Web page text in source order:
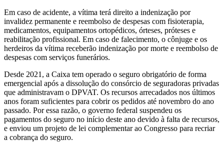
Em caso de acidente, a vítima terá direito a indenização por
invalidez permanente e reembolso de despesas com fisioterapia,
medicamentos, equipamentos ortopédicos, órteses, próteses e
reabilitação profissional. Em caso de falecimento, o cônjuge e os
herdeiros da vítima receberão indenização por morte e reembolso de
despesas com serviços funerários.
Desde 2021, a Caixa tem operado o seguro obrigatório de forma
emergencial após a dissolução do consórcio de seguradoras privadas
que administravam o DPVAT. Os recursos arrecadados nos últimos
anos foram suficientes para cobrir os pedidos até novembro do ano
passado. Por essa razão, o governo federal suspendeu os
pagamentos do seguro no início deste ano devido à falta de recursos,
e enviou um projeto de lei complementar ao Congresso para recriar
a cobrança do seguro.